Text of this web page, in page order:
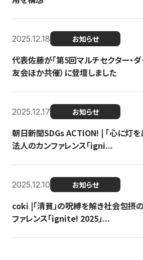
2025.12.18 お知らせ
代表佐藤が「第5回マルチセクター・ダ
友会ほか共催）に登壇しました
2025.12.17 お知らせ
朝日新聞SDGs ACTION! | 「心に灯を
法人のカンファレンス「igni...
2025.12.10 お知らせ
coki |「清貧」の呪縛を解き社会包摂
ファレンス「ignite! 2025」...